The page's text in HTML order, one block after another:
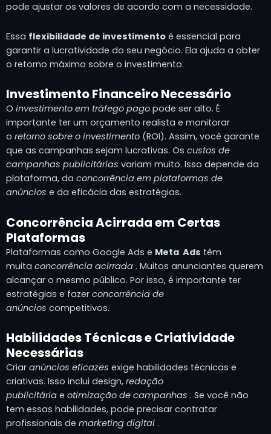
pode ajustar os valores de acordo com a necessidade.
Essa flexibilidade de investimento é essencial para
garantir a lucratividade do seu negócio. Ela ajuda a obter
o retorno máximo sobre o investimento.
Investimento Financeiro Necessário
O investimento em tráfego pago pode ser alto. É
importante ter um orçamento realista e monitorar
o retorno sobre o investimento (ROI). Assim, você garante
que as campanhas sejam lucrativas. Os custos de
campanhas publicitárias variam muito. Isso depende da
plataforma, da concorrência em plataformas de
anúncios e da eficácia das estratégias.
Concorrência Acirrada em Certas
Plataformas
Plataformas como Google Ads e Meta Ads têm
muita concorrência acirrada . Muitos anunciantes querem
alcançar o mesmo público. Por isso, é importante ter
estratégias e fazer concorrência de
anúncios competitivos.
Habilidades Técnicas e Criatividade
Necessárias
Criar anúncios eficazes exige habilidades técnicas e
criativas. Isso inclui design, redação
publicitária e otimização de campanhas . Se você não
tem essas habilidades, pode precisar contratar
profissionais de marketing digital .